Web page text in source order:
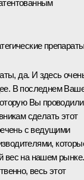
да. И здесь
В последнем
Вы
сделать этот
с ведущими
вес на нашем рынке.
весь этот